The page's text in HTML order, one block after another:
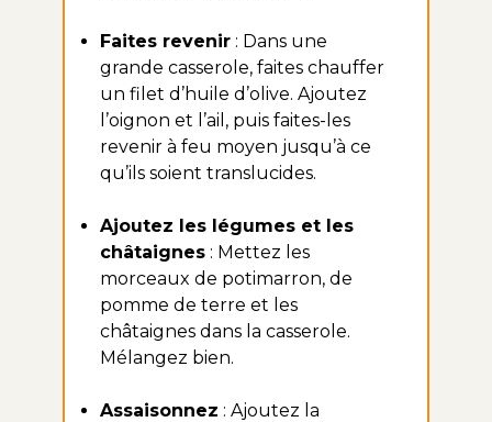
Faites revenir : Dans une
grande casserole, faites chauffer
un filet d’huile d’olive. Ajoutez
l’oignon et l’ail, puis faites-les
revenir à feu moyen jusqu’à ce
qu’ils soient translucides.
Ajoutez les légumes et les
châtaignes : Mettez les
morceaux de potimarron, de
pomme de terre et les
châtaignes dans la casserole.
Mélangez bien.
Assaisonnez : Ajoutez la